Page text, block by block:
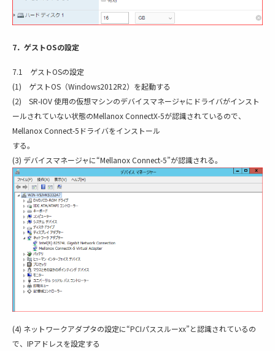
7．ゲストOSの設定
7.1 ゲストOSの設定
(1) ゲストOS（Windows2012R2）を起動する
(2) SR-IOV 使用の仮想マシンのデバイスマネージャにドライバがインスト
ールされていない状態のMellanox ConnectX-5が認識されているので、
Mellanox Connect-5ドライバをインストール
する。
(3) デバイスマネージャに“Mellanox Connect-5”が認識される。
(4) ネットワークアダプタの設定に“PCIパススルーxx”と認識されているの
で、IPアドレスを設定する